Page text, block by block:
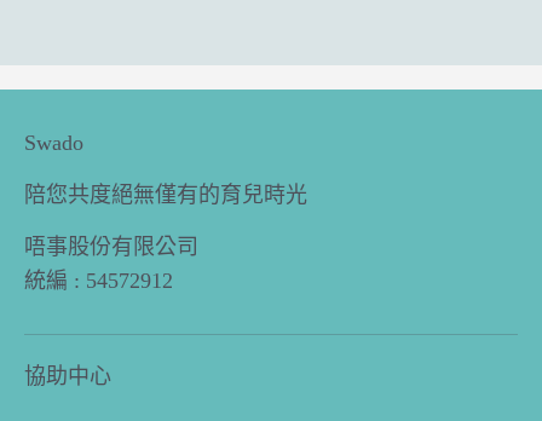
Swado
陪您共度絕無僅有的育兒時光
唔事股份有限公司
統編 : 54572912
協助中心